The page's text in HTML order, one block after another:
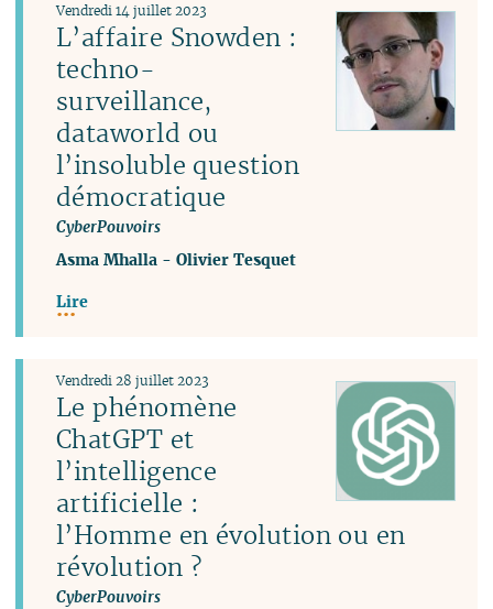
L’affaire Snowden :
techno-
surveillance,
dataworld ou
l’insoluble question
démocratique
CyberPouvoirs
Vendredi 14 juillet 2023
Asma Mhalla -Olivier Tesquet
Lire
Le phénomène
ChatGPT et
l’intelligence
artificielle :
l’Homme en évolution ou en
révolution ?
CyberPouvoirs
Vendredi 28 juillet 2023